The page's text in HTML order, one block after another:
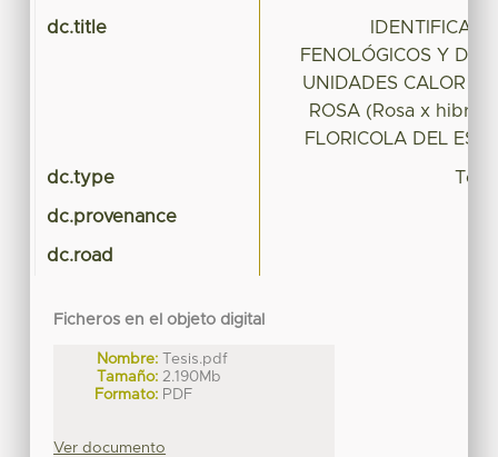
dc.title
FENOLÓGICOS Y
UNIDADES CALOR
ROSA (Rosa x
FLORICOLA DEL
dc.type
dc.provenance
dc.road
Ficheros en el objeto digital
Nombre: Tesis.pdf
Tamaño: 2.190Mb
Formato: PDF
Ver documento